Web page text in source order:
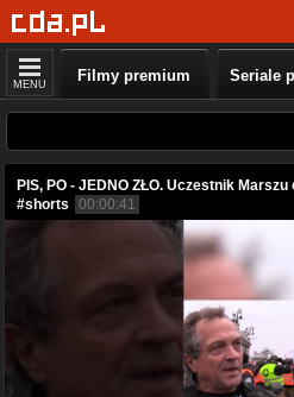
MENU Filmy premium Seriale
PIS, PO - JEDNO ZŁO. Uczestnik
#shorts
00:00:41